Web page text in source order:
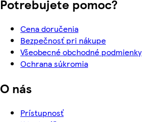
Potrebujete pomoc?
Cena doručenia
Bezpečnosť pri nákupe
Všeobecné obchodné podmienky
Ochrana súkromia
O nás
Prístupnosť